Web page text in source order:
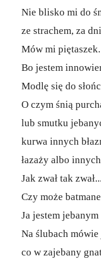
Nie blisko mi do
ze strachem, za
Mów mi piętaszek.
Bo jestem
Modlę się do
O czym śnią
lub smutku
kurwa innych
łazaży albo
Jak zwał tak
Czy może
Ja jestem jebanym
Na ślubach
co w zajebany